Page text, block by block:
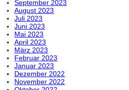
September 2023
August 2023
Juli 2023
Juni 2023
Mai 2023
April 2023
März 2023
Februar 2023
Januar 2023
Dezember 2022
November 2022